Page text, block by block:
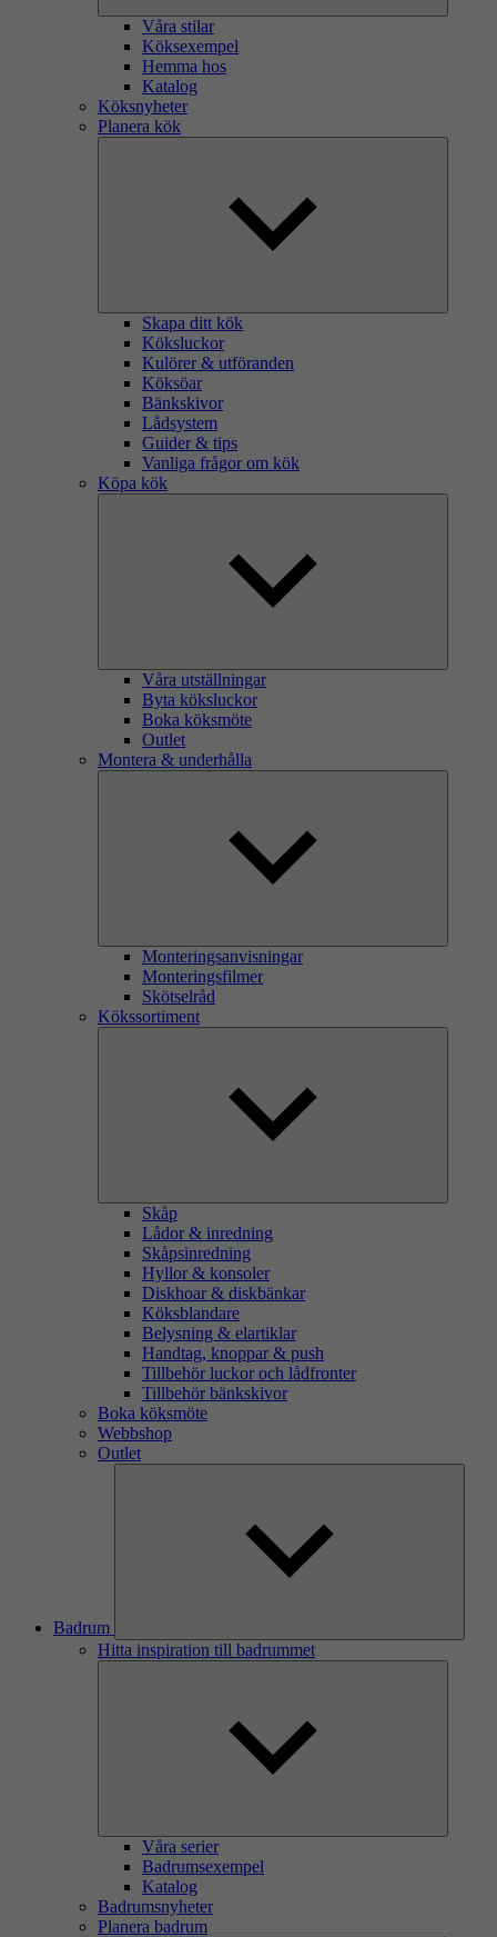
Våra stilar
Köksexempel
Hemma hos
Katalog
Köksnyheter
Planera kök
Skapa ditt kök
Köksluckor
Kulörer & utföranden
Köksöar
Bänkskivor
Lådsystem
Guider & tips
Vanliga frågor om kök
Köpa kök
Våra utställningar
Byta köksluckor
Boka köksmöte
Outlet
Montera & underhålla
Monteringsanvisningar
Monteringsfilmer
Skötselråd
Kökssortiment
Skåp
Lådor & inredning
Skåpsinredning
Hyllor & konsoler
Diskhoar & diskbänkar
Köksblandare
Belysning & elartiklar
Handtag, knoppar & push
Tillbehör luckor och lådfronter
Tillbehör bänkskivor
Boka köksmöte
Webbshop
Outlet
Badrum
Hitta inspiration till badrummet
Våra serier
Badrumsexempel
Katalog
Badrumsnyheter
Planera badrum